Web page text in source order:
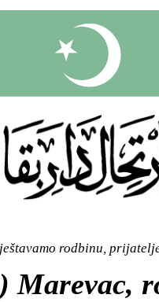
rodbinu,
Marevac,